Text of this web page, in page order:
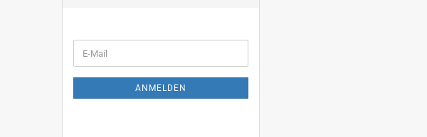
ZUR
E-
Mail
ANMELDEN